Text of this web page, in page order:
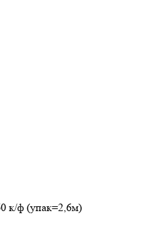
к/ф (упак=2,6м)